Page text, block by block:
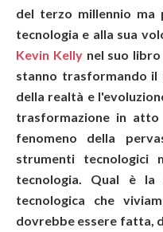
del terzo millennio ma
tecnologia e alla sua
Kevin Kellynel suo libro
stanno trasformando il
della realtà e
trasformazione in
fenomeno della
strumenti tecnologici
tecnologia. Qual è la
tecnologica che
dovrebbe essere fatta,